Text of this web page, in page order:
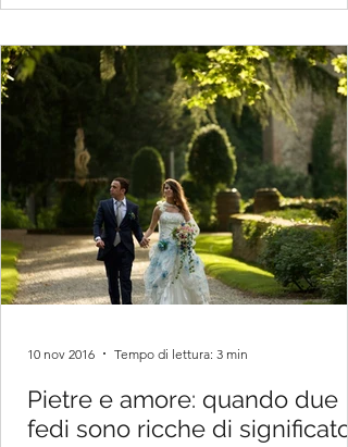
Pietre e amore: quando due
fedi sono ricche di significato
10 nov 2016 Tempo di lettura: 3 min